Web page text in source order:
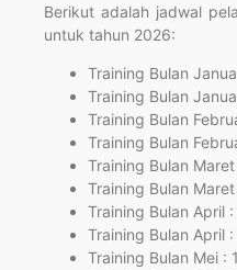
Berikut adalah jadwal
untuk tahun 2026:
Training Bulan
Training Bulan
Training Bulan
Training Bulan
Training Bulan
Training Bulan
Training Bulan April
Training Bulan April
Training Bulan Mei :